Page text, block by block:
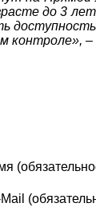
до 3
контроле», –